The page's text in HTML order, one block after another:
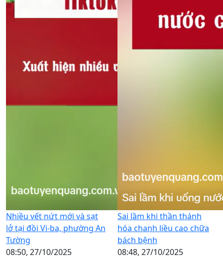
Nhiều vết nứt mới và sạt
lở tại đồi Vi-ba, phường An
Tường
08:50, 27/10/2025
Sai lầm khi thần thánh
hóa chanh liều cao chữa
bách bệnh
08:48, 27/10/2025